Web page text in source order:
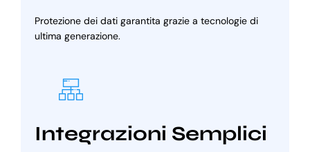
Protezione dei dati garantita grazie a tecnologie di
ultima generazione.
Integrazioni Semplici